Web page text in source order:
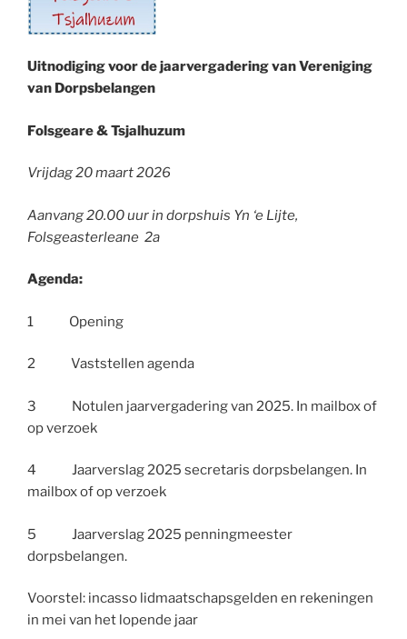
Uitnodiging voor de jaarvergadering van Vereniging
van Dorpsbelangen
Folsgeare & Tsjalhuzum
Vrijdag 20 maart 2026
Aanvang 20.00 uur in dorpshuis Yn ‘e Lijte,
Folsgeasterleane 2a
Agenda:
1 Opening
2 Vaststellen agenda
3 Notulen jaarvergadering van 2025. In mailbox of
op verzoek
4 Jaarverslag 2025 secretaris dorpsbelangen. In
mailbox of op verzoek
5 Jaarverslag 2025 penningmeester
dorpsbelangen.
Voorstel: incasso lidmaatschapsgelden en rekeningen
in mei van het lopende jaar